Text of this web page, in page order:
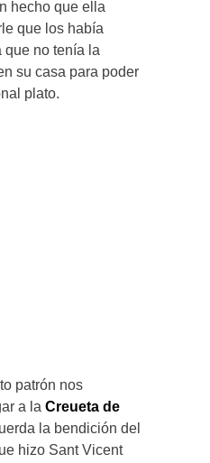
hecho que ella
que los había
que no tenía la
su casa para poder
plato.
patrón nos
a la Creueta de
la bendición del
hizo Sant Vicent